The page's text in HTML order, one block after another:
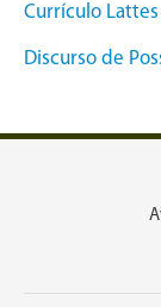
Currículo Lattes
Discurso de